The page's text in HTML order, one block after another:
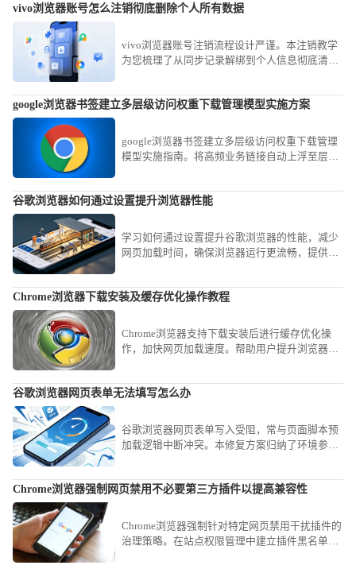
vivo浏览器账号怎么注销彻底删除个人所有数据
vivo浏览器账号注销流程设计严谨。本注销教学
为您梳理了从同步记录解绑到个人信息彻底清空
google浏览器书签建立多层级访问权重下载管理模型实施方案
google浏览器书签建立多层级访问权重下载管理
模型实施指南。将高频业务链接自动上浮至层级
谷歌浏览器如何通过设置提升浏览器性能
学习如何通过设置提升谷歌浏览器的性能，减少
网页加载时间，确保浏览器运行更流畅，提供更
Chrome浏览器下载安装及缓存优化操作教程
Chrome浏览器支持下载安装后进行缓存优化操
作，加快网页加载速度。帮助用户提升浏览器性
谷歌浏览器网页表单无法填写怎么办
谷歌浏览器网页表单写入受阻，常与页面脚本预
加载逻辑中断冲突。本修复方案归纳了环境参数
Chrome浏览器强制网页禁用不必要第三方插件以提高兼容性
Chrome浏览器强制针对特定网页禁用干扰插件的
治理策略。在站点权限管理中建立插件黑名单，